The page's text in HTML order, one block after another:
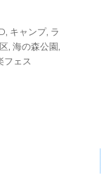
, キャンプ, ラ
, 海の森公園,
フェス